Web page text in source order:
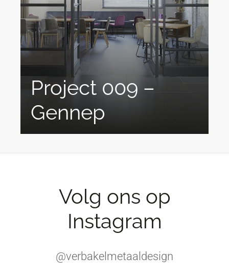
Project 009 –
Gennep
Stalen Deuren: Uniek En Op Maat Gemaakt Bij
Verbakel Metaaldesign...
Volg ons op
Instagram
@verbakelmetaaldesign